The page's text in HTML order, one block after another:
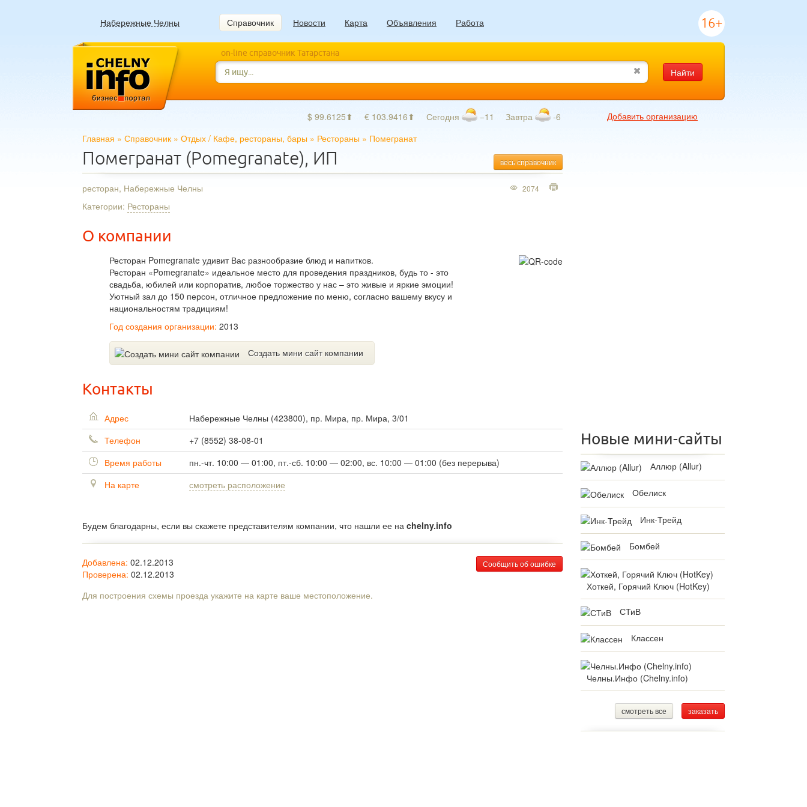
Набережные Челны Справочник Новости Карта Объявления Работа 16+
on-line справочник Татарстана
Найти
$ 99.6125⬆ € 103.9416⬆ Сегодня −11 Завтра -6
Добавить организацию
Главная » Справочник » Отдых / Кафе, рестораны, бары » Рестораны » Помегранат
весь справочник
Помегранат (Pomegranate), ИП
ресторан, Набережные Челны
Категории: Рестораны
О компании
Ресторан Pomegranate удивит Вас разнообразие блюд и напитков.
Ресторан «Pomegranate» идеальное место для проведения праздников, будь то - это
свадьба, юбилей или корпоратив, любое торжество у нас – это живые и яркие эмоции!
Уютный зал до 150 персон, отличное предложение по меню, согласно вашему вкусу и
национальностям традициям!
Год создания организации: 2013
Создать мини сайт компании
2074
Контакты
Адрес Набережные Челны (423800), пр. Мира, пр. Мира, 3/01
Телефон
+7 (8552) 38-08-01
Время работы
пн.-чт. 10:00 — 01:00, пт.-сб. 10:00 — 02:00, вс. 10:00 — 01:00 (без перерыва)
На карте
смотреть расположение
Будем благодарны, если вы скажете представителям компании, что нашли ее на chelny.info
Сообщить об ошибке
Добавлена: 02.12.2013
Проверена: 02.12.2013
Для построения схемы проезда укажите на карте ваше местоположение.
Новые мини-сайты
Аллюр (Allur)
Обелиск
Инк-Трейд
Бомбей
Хоткей, Горячий Ключ (HotKey)
СТиВ
Классен
Челны.Инфо (Chelny.info)
смотреть все заказать